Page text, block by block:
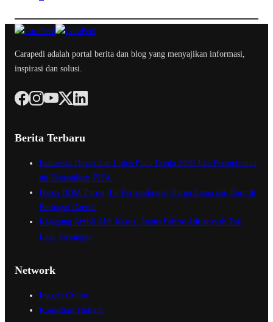
Carapedi adalah portal berita dan blog yang menyajikan informasi,
inspirasi dan solusi.
Berita Terbaru
Indonesia Dipastikan Lolos Piala Dunia 2030 Jika Permohonan
ini Dikabulkan FIFA
Harga BBM Turun, Ini Perbandingan Harga Lama dan Baru di
Berbagai Daerah
Kejagung Ambil Alih Kasus, Status Febrie Adriansyah Tak
Lagi Tersangka
Network
Inggris Online
Konsultasi Hukum